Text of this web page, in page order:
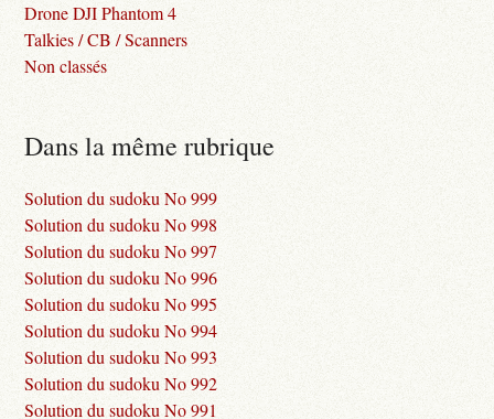
Drone DJI Phantom 4
Talkies / CB / Scanners
Non classés
Dans la même rubrique
Solution du sudoku No 999
Solution du sudoku No 998
Solution du sudoku No 997
Solution du sudoku No 996
Solution du sudoku No 995
Solution du sudoku No 994
Solution du sudoku No 993
Solution du sudoku No 992
Solution du sudoku No 991